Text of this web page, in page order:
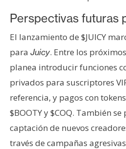
Perspectivas futuras
El lanzamiento de $JUICY
para Juicy. Entre los
planea introducir funciones
privados para suscriptores
referencia, y pagos con tokens
$BOOTY y $COQ. También
captación de nuevos
través de campañas